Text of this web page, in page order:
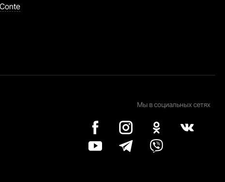
Мы в социальных сетях